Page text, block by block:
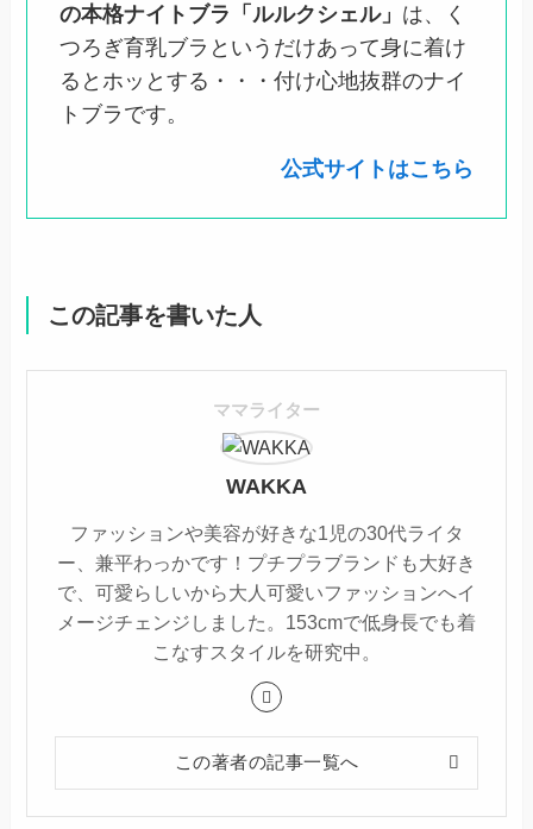
の本格ナイトブラ「ルルクシェル」 は、く
つろぎ育乳ブラというだけあって身に着け
るとホッとする・・・付け心地抜群のナイ
トブラです。
公式サイトはこちら
この記事を書いた人
ママライター
WAKKA
ファッションや美容が好きな1児の30代ライタ
ー、兼平わっかです！プチプラブランドも大好き
で、可愛らしいから大人可愛いファッションへイ
メージチェンジしました。153cmで低身長でも着
こなすスタイルを研究中。
この著者の記事一覧へ